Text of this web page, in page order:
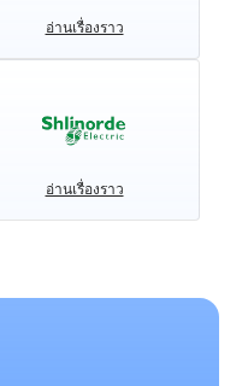
อ่านเรื่องราว
อ่านเรื่องราว